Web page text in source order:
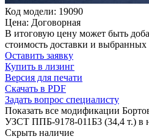
Код модели: 19090
Цена: Договорная
В итоговую цену может быть
стоимость доставки и
Оставить заявку
Купить в лизинг
Версия для печати
Скачать в PDF
Задать вопрос специалисту
Показать все модификации
УЗСТ ППБ-9178-011Б3 (34,4 т.) в
Скрыть наличие